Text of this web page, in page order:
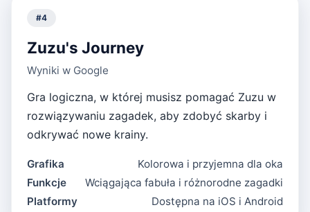
#4
Zuzu's Journey
Wyniki w Google
Gra logiczna, w której musisz pomagać Zuzu w
rozwiązywaniu zagadek, aby zdobyć skarby i
odkrywać nowe krainy.
Grafika
Kolorowa i przyjemna dla oka
Funkcje
Wciągająca fabuła i różnorodne zagadki
Platformy
Dostępna na iOS i Android